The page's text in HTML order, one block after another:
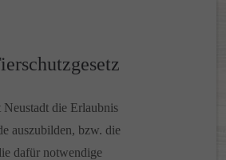
die Erlaubnis
auszubilden, bzw. die
dafür notwendige